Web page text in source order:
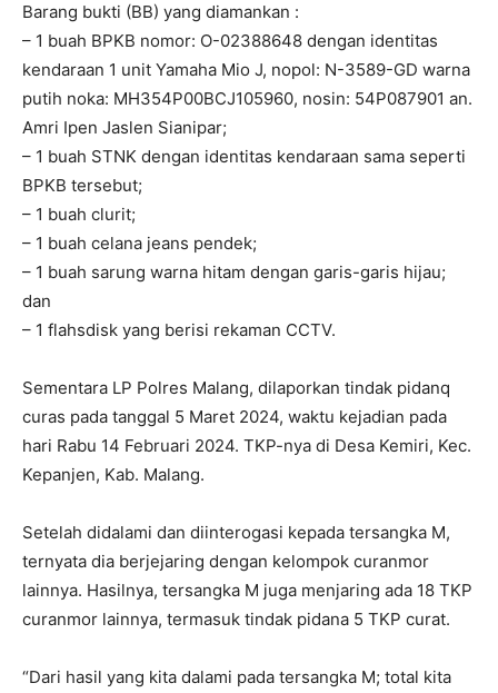
Barang bukti (BB) yang diamankan :
– 1 buah BPKB nomor: O-02388648 dengan identitas
kendaraan 1 unit Yamaha Mio J, nopol: N-3589-GD warna
putih noka: MH354P00BCJ105960, nosin: 54P087901 an.
Amri Ipen Jaslen Sianipar;
– 1 buah STNK dengan identitas kendaraan sama seperti
BPKB tersebut;
– 1 buah clurit;
– 1 buah celana jeans pendek;
– 1 buah sarung warna hitam dengan garis-garis hijau;
dan
– 1 flahsdisk yang berisi rekaman CCTV.
Sementara LP Polres Malang, dilaporkan tindak pidanq
curas pada tanggal 5 Maret 2024, waktu kejadian pada
hari Rabu 14 Februari 2024. TKP-nya di Desa Kemiri, Kec.
Kepanjen, Kab. Malang.
Setelah didalami dan diinterogasi kepada tersangka M,
ternyata dia berjejaring dengan kelompok curanmor
lainnya. Hasilnya, tersangka M juga menjaring ada 18 TKP
curanmor lainnya, termasuk tindak pidana 5 TKP curat.
“Dari hasil yang kita dalami pada tersangka M; total kita